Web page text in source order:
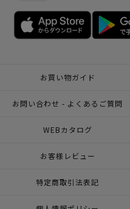
お買い物ガイド
お問い合わせ - よくあるご質問
WEBカタログ
お客様レビュー
特定商取引法表記